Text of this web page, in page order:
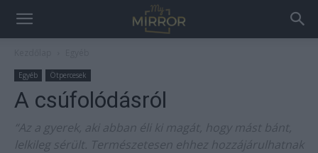
Egyéb Ötpercesek
A csúfolódásról
“Az a gyerek, aki abban éli ki magát, hogy mást bánt,
lelkileg sérült. Természetesen ehhez hozzájárulhatnak